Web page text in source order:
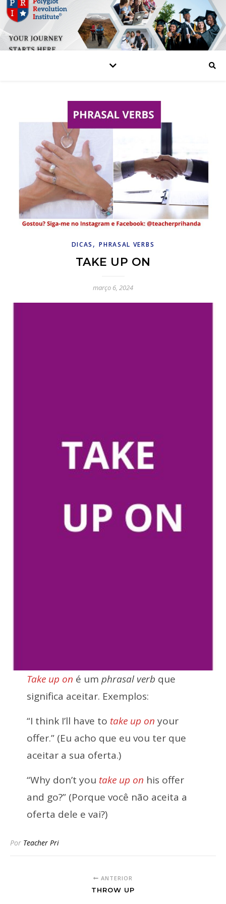
DICAS ,PHRASAL VERBS
TAKE UP ON
março 6, 2024
Take up on é um phrasal verb que
significa aceitar. Exemplos:
“I think I’ll have to take up on your
offer.” (Eu acho que eu vou ter que
aceitar a sua oferta.)
“Why don’t you take up on his offer
and go?” (Porque você não aceita a
oferta dele e vai?)
Por Teacher Pri
ANTERIOR
THROW UP